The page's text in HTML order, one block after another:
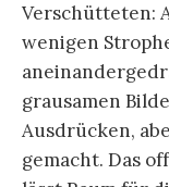
Verschütteten:
wenigen
grausamen
Ausdrücken,
gemacht. Das